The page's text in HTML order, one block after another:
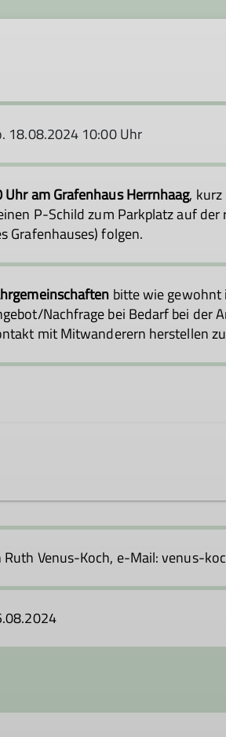
18.08.2024 10:00 Uhr
Uhr am Grafenhaus Herrnhaag,
P-Schild zum Parkplatz auf
Grafenhauses) folgen.
bitte wie gewohnt
Nachfrage bei Bedarf bei der
mit Mitwanderern herstellen
dabei ist. Es kommt nicht immer
Ruth Venus-Koch, e-Mail: venus-